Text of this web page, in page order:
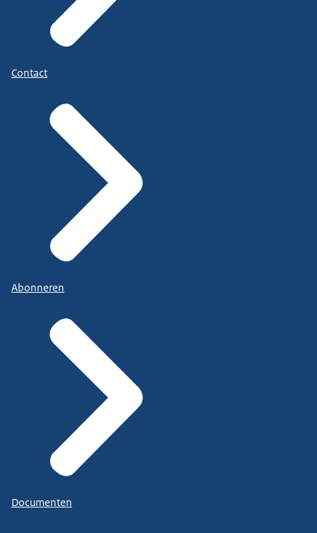
Contact
Abonneren
Documenten